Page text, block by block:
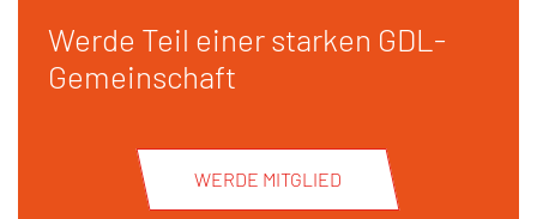
Werde Teil einer starken GDL-
Gemeinschaft
WERDE MITGLIED